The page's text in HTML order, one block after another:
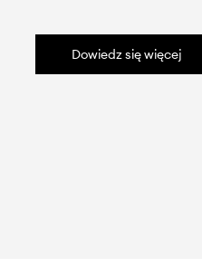
Dowiedz się więcej